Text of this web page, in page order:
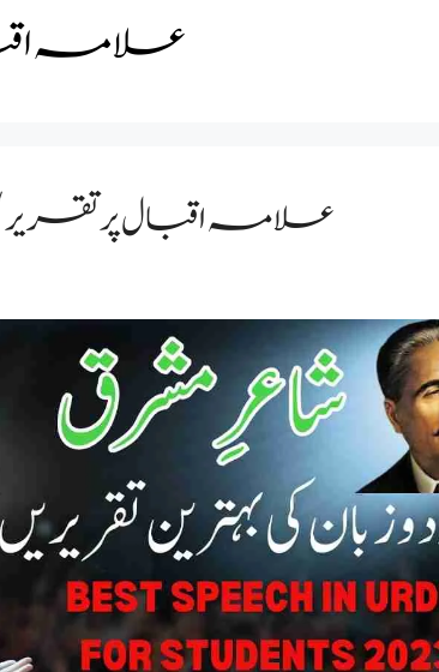
علامہ
Iqbal day speech in urdu /علامہ اقبال پر تقریر